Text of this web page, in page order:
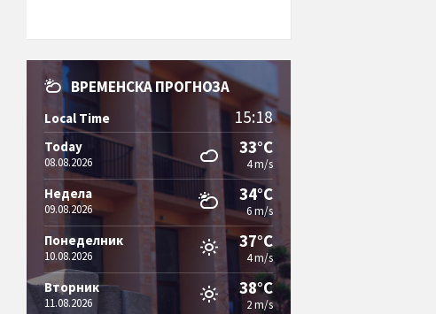
ВРЕМЕНСКА ПРОГНОЗА
Local Time 15:18
Today
08.08.2026
33°C
4 m/s
Недела
09.08.2026
34°C
6 m/s
Понеделник
10.08.2026
37°C
4 m/s
Вторник
11.08.2026
38°C
2 m/s